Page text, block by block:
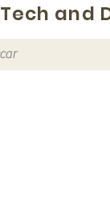
Tech and